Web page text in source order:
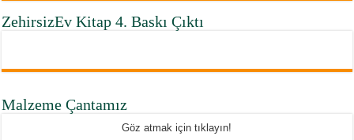
ZehirsizEv Kitap 4. Baskı Çıktı
Malzeme Çantamız
Göz atmak için tıklayın!